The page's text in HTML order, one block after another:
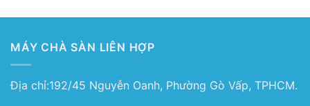
MÁY CHÀ SÀN LIÊN HỢP
Địa chỉ:192/45 Nguyễn Oanh, Phường Gò Vấp, TPHCM.